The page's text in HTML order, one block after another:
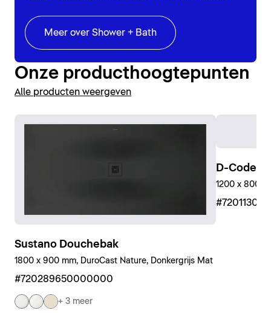
Meer over Shower + Bath
Onze producthoogtepunten
Alle producten weergeven
Sustano Douchebak
1800 x 900 mm, DuroCast Nature, Donkergrijs Mat
#720289650000000
+ 3 meer
D-Code
1200 x 800